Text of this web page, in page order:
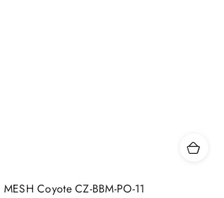
Coyote CZ-BBM-PO-11